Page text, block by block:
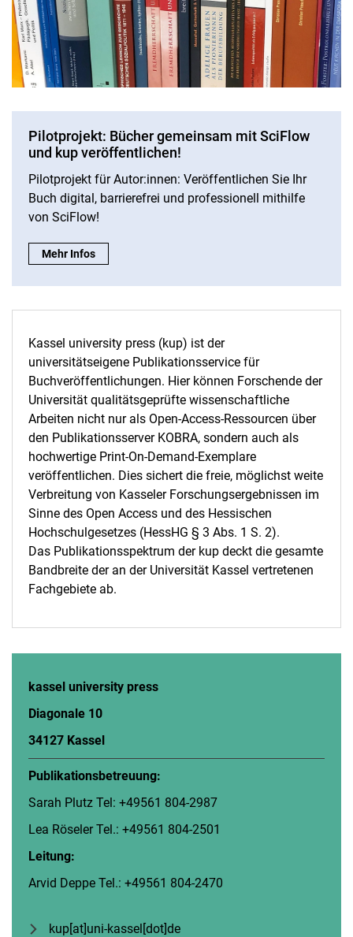
kassel university press
Katalog
Schriftenreihen
Kostenkalkulation
Publikationshinweise
Sciflow
Pilotprojekt: Bücher gemeinsam mit SciFlow
und kup veröffentlichen!
Pilotprojekt für Autor:innen: Veröffentlichen Sie Ihr
Buch digital, barrierefrei und professionell mithilfe
von SciFlow!
Pilotprojekt: Bücher gemeinsam mit SciFlow und kup
Mehr Infos
Kassel university press (kup) ist der
universitätseigene Publikationsservice für
Buchveröffentlichungen. Hier können Forschende der
Universität qualitätsgeprüfte wissenschaftliche
Arbeiten nicht nur als Open-Access-Ressourcen über
den Publikationsserver KOBRA, sondern auch als
hochwertige Print-On-Demand-Exemplare
veröffentlichen. Dies sichert die freie, möglichst weite
Verbreitung von Kasseler Forschungsergebnissen im
Sinne des Open Access und des Hessischen
Hochschulgesetzes (HessHG § 3 Abs. 1 S. 2).
Das Publikationsspektrum der kup deckt die gesamte
Bandbreite der an der Universität Kassel vertretenen
Fachgebiete ab.
kassel university press
Diagonale 10
34127 Kassel
Publikationsbetreuung:
Sarah Plutz Tel: +49561 804-2987
Lea Röseler Tel.: +49561 804-2501
Leitung:
Arvid Deppe Tel.: +49561 804-2470
kup[at]uni-kassel[dot]de